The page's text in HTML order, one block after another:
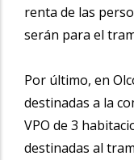
renta de las
serán para el
Por último, en
destinadas a la
VPO de 3
destinadas al